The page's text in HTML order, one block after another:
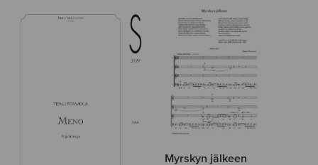
Myrskyn jälkeen